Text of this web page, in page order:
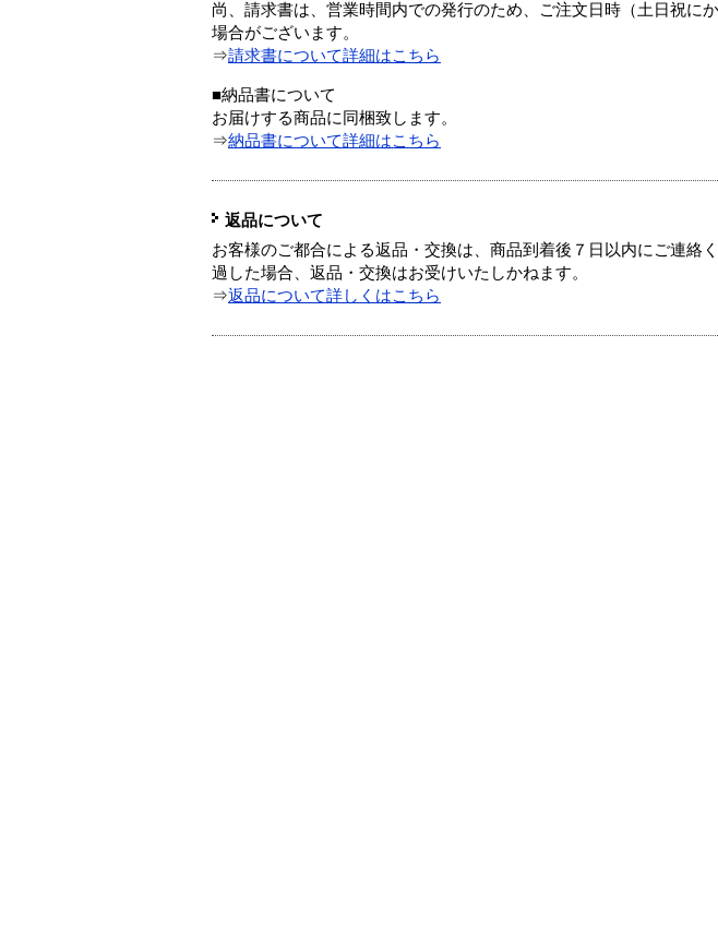
尚、請求書は、営業時間内での発行のため、ご注文日時（土日祝に
場合がございます。
⇒請求書について詳細はこちら
■納品書について
お届けする商品に同梱致します。
⇒納品書について詳細はこちら
返品について
お客様のご都合による返品・交換は、商品到着後７日以内にご連絡
過した場合、返品・交換はお受けいたしかねます。
⇒返品について詳しくはこちら